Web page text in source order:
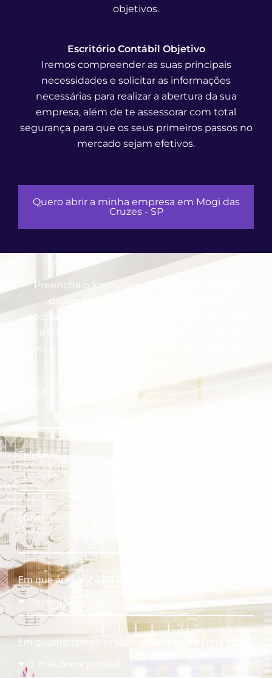
objetivos.
Escritório Contábil Objetivo
Iremos compreender as suas principais
necessidades e solicitar as informações
necessárias para realizar a abertura da sua
empresa, além de te assessorar com total
segurança para que os seus primeiros passos no
mercado sejam efetivos.
Quero abrir a minha empresa em Mogi das
Cruzes - SP
Preencha o formulário abaixo com os seus
dados que, em breve, um de nossos
especialistas entrará em contato com você para
entender melhor os seus objetivos e, juntos,
possamos abrir a sua empresa com o máximo
Telefone
Email
Em que área você irá atuar?
Em quanto tempo pretende abrir a sua empresa?